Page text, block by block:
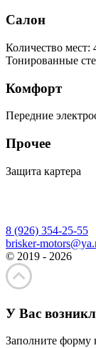
Салон
Количество мест:
Тонированные
Комфорт
Передние
Прочее
Защита картера
8 (926) 354-25-55
brisker-
© 2019 - 2026
У Вас
Заполните